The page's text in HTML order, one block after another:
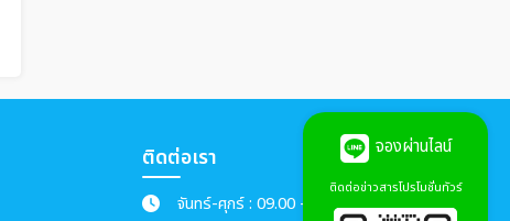
ติดต่อเรา
จันทร์-ศุกร์ : 09.00 - 18.00 น.
จองผ่านไลน์
ติดต่อข่าวสารโปรโมชั่นทัวร์